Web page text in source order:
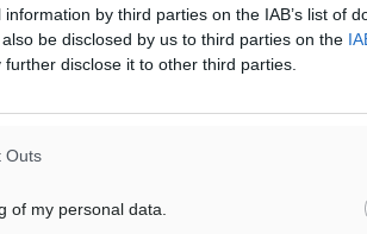
by third parties on the IAB’s list of
be disclosed by us to third parties on the
further disclose it to other third parties.
Outs
of my personal data.
μεγάλος
Η χρήση, αφού πρώτα
συστηματική καταγραφή,
δημοσίων ακινήτων, ιδίως…